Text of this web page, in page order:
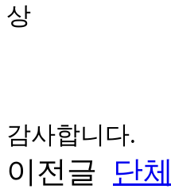
상
감사합니다.
이전글
단